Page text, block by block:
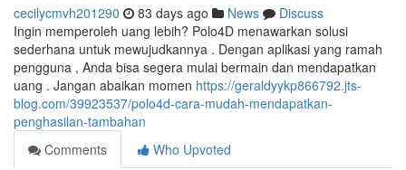
cecilycmvh201290 83 days ago News
Discuss
Ingin memperoleh uang lebih? Polo4D menawarkan solusi
sederhana untuk mewujudkannya . Dengan aplikasi yang ramah
pengguna , Anda bisa segera mulai bermain dan mendapatkan
uang . Jangan abaikan momen https://geraldyykp866792.jts-
blog.com/39923537/polo4d-cara-mudah-mendapatkan-
penghasilan-tambahan
Comments
Who Upvoted